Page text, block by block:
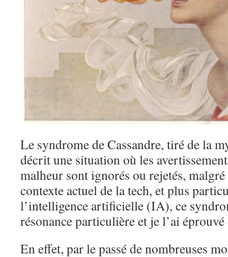
Le syndrome de Cassandre, tiré de la
décrit une situation où les
malheur sont ignorés ou rejetés,
contexte actuel de la tech, et plus
l’intelligence artificielle (IA), ce
résonance particulière et je l’ai
En effet, par le passé de nombreuses